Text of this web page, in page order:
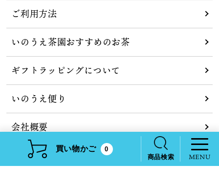
買い物かご 0
商品検索
ご利用方法
いのうえ茶園おすすめのお茶
ギフトラッピングについて
いのうえ便り
会社概要
お問い合わせ